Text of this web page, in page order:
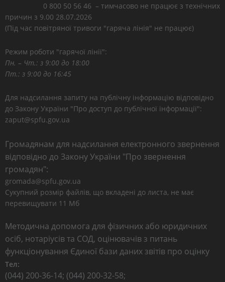
0 800 50 56 46 – тимчасово не працює з технічних
причин з 9.00 28.07.2026
(Під час повітряної тривоги "гаряча лінія" не працює)
Режим роботи "гарячої лінії":
Пн. – Чт.: з 9:00 до 18:00
Пт.: з 9:00 до 16:45
Для надсилання запиту на публічну інформацію відповідно
до Закону України "Про доступ до публічної інформації":
zaput@spfu.gov.ua
Громадянам для надсилання електронного звернення
відповідно до Закону України "Про звернення
громадян":
gromada@spfu.gov.ua
Сукупний розмір файлів, що вкладені до листа, не має
перевищувати 11 Мб
Методична допомога для фізичних або юридичних
осіб, нотаріусів та СОД, оцінювачів з питань
функціонування Єдиної бази даних звітів про оцінку
Тел:
(044) 200-36-14; (044) 200-32-58;